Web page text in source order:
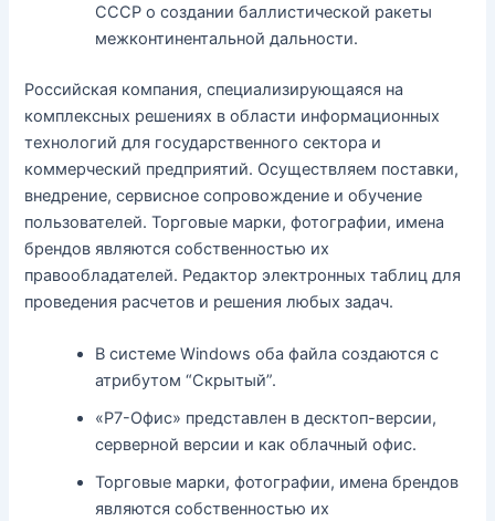
СССР о создании баллистической ракеты
межконтинентальной дальности.
Российская компания, специализирующаяся на
комплексных решениях в области информационных
технологий для государственного сектора и
коммерческий предприятий. Осуществляем поставки,
внедрение, сервисное сопровождение и обучение
пользователей. Торговые марки, фотографии, имена
брендов являются собственностью их
правообладателей. Редактор электронных таблиц для
проведения расчетов и решения любых задач.
В системе Windows оба файла создаются с
атрибутом “Скрытый”.
«Р7-Офис» представлен в десктоп-версии,
серверной версии и как облачный офис.
Торговые марки, фотографии, имена брендов
являются собственностью их